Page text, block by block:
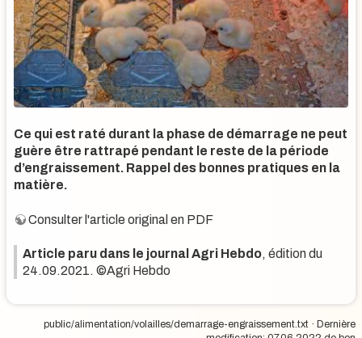
Ce qui est raté durant la phase de démarrage ne peut
guère être rattrapé pendant le reste de la période
d’engraissement. Rappel des bonnes pratiques en la
matière.
Consulter l'article original en PDF
Article paru dans le journal Agri Hebdo, édition du
24.09.2021. ©Agri Hebdo
public/alimentation/volailles/demarrage-engraissement.txt · Dernière